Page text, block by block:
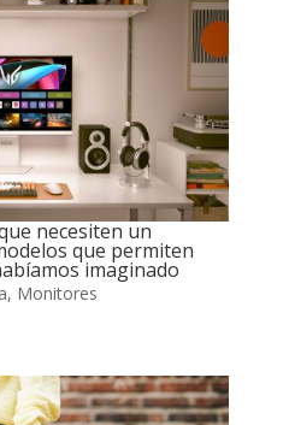
necesiten un
que permiten
imaginado
, Monitores